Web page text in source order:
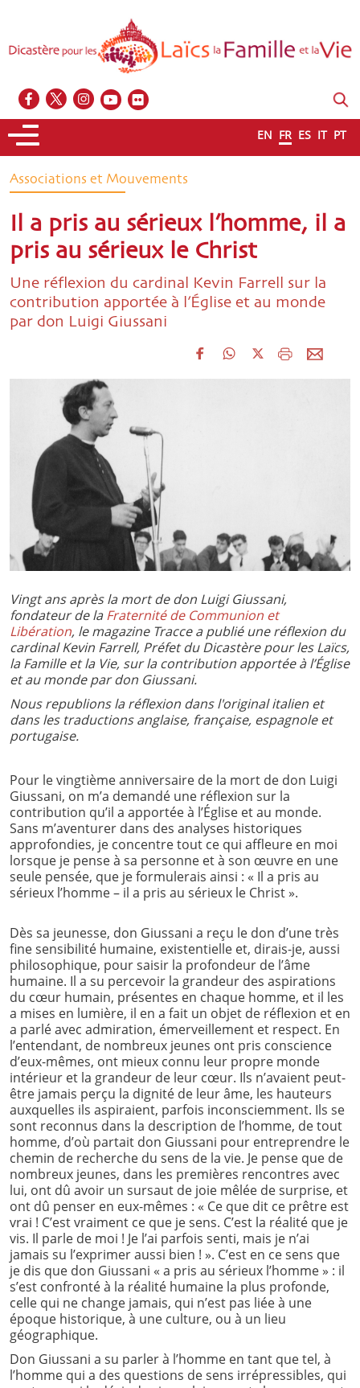
EN FR ES IT PT
Associations et Mouvements
Il a pris au sérieux l’homme, il a
pris au sérieux le Christ
Une réflexion du cardinal Kevin Farrell sur la
contribution apportée à l’Église et au monde
par don Luigi Giussani
Vingt ans après la mort de don Luigi Giussani,
fondateur de laFraternité de Communion et
Libération, le magazine Tracce a publié une réflexion du
cardinal Kevin Farrell, Préfet du Dicastère pour les Laïcs,
la Famille et la Vie, sur la contribution apportée à l’Église
et au monde par don Giussani.
Nous republions la réflexion dans l'original italien et
dans les traductions anglaise, française, espagnole et
portugaise.
Pour le vingtième anniversaire de la mort de don Luigi
Giussani, on m’a demandé une réflexion sur la
contribution qu’il a apportée à l’Église et au monde.
Sans m’aventurer dans des analyses historiques
approfondies, je concentre tout ce qui affleure en moi
lorsque je pense à sa personne et à son œuvre en une
seule pensée, que je formulerais ainsi : « Il a pris au
sérieux l’homme – il a pris au sérieux le Christ ».
Dès sa jeunesse, don Giussani a reçu le don d’une très
fine sensibilité humaine, existentielle et, dirais-je, aussi
philosophique, pour saisir la profondeur de l’âme
humaine. Il a su percevoir la grandeur des aspirations
du cœur humain, présentes en chaque homme, et il les
a mises en lumière, il en a fait un objet de réflexion et en
a parlé avec admiration, émerveillement et respect. En
l’entendant, de nombreux jeunes ont pris conscience
d’eux-mêmes, ont mieux connu leur propre monde
intérieur et la grandeur de leur cœur. Ils n’avaient peut-
être jamais perçu la dignité de leur âme, les hauteurs
auxquelles ils aspiraient, parfois inconsciemment. Ils se
sont reconnus dans la description de l’homme, de tout
homme, d’où partait don Giussani pour entreprendre le
chemin de recherche du sens de la vie. Je pense que de
nombreux jeunes, dans les premières rencontres avec
lui, ont dû avoir un sursaut de joie mêlée de surprise, et
ont dû penser en eux-mêmes : « Ce que dit ce prêtre est
vrai ! C’est vraiment ce que je sens. C’est la réalité que je
vis. Il parle de moi ! Je l’ai parfois senti, mais je n’ai
jamais su l’exprimer aussi bien ! ». C’est en ce sens que
je dis que don Giussani « a pris au sérieux l’homme » : il
s’est confronté à la réalité humaine la plus profonde,
celle qui ne change jamais, qui n’est pas liée à une
époque historique, à une culture, ou à un lieu
géographique.
Don Giussani a su parler à l’homme en tant que tel, à
l’homme qui a des questions de sens irrépressibles, qui